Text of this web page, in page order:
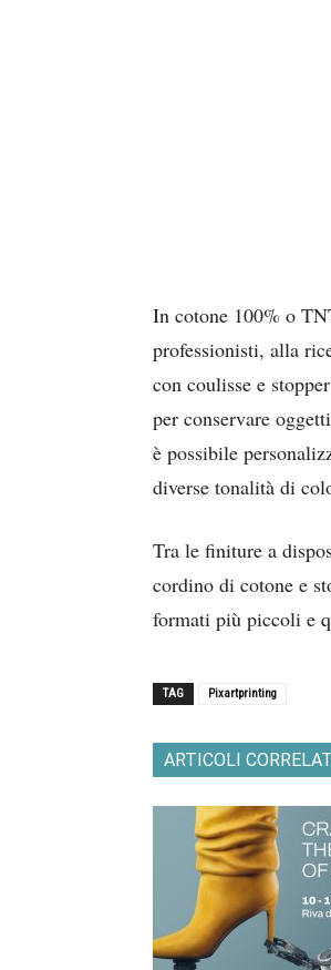
In cotone 100% o
professionisti, alla
con coulisse e
per conservare
è possibile
diverse tonalità di
Tra le finiture a
cordino di cotone e
formati più piccoli e
TAG Pixartprinting
ARTICOLI